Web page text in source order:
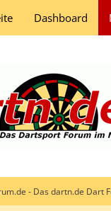
Dashboard
- Das dartn.de Dart